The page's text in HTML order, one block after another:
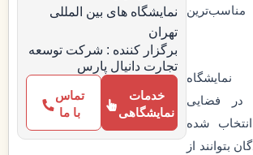
مناسب‌ترین
فضایی
شده
بتوانند از
نمایشگاه های بین المللی
تهران
برگزار کننده : شرکت توسعه
تجارت دانیال پارس
خدمات
نمایشگاهی
تماس
با ما